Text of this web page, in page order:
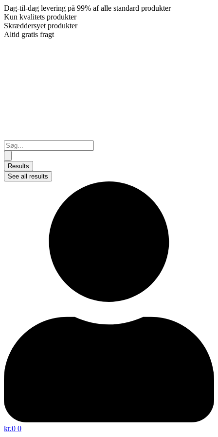
Dag-til-dag levering på 99% af alle standard produkter
Kun kvalitets produkter
Skræddersyet produkter
Altid gratis fragt
Search
...
Results
See all results
kr.0 0